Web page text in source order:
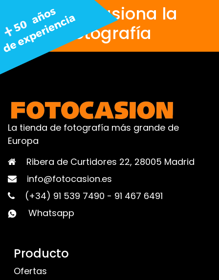
Nos apasiona la
fotografía
La tienda de fotografía más grande de
Europa
Ribera de Curtidores 22, 28005 Madrid
info@fotocasion.es
(+34) 91 539 7490 - 91 467 6491
Whatsapp
Producto
Ofertas